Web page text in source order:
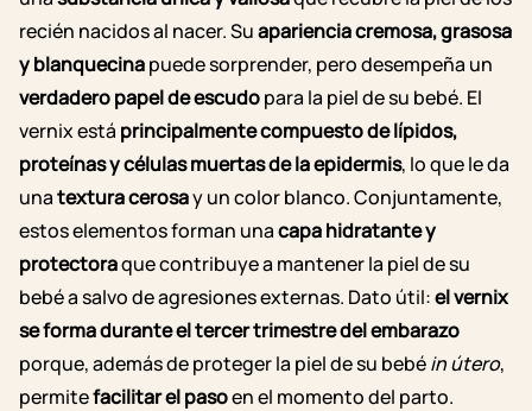
recién nacidos al nacer. Suapariencia cremosa, grasosa
y blanquecinapuede sorprender, pero desempeña un
verdadero papel de escudopara la piel de su bebé. El
vernix está principalmente compuesto de lípidos,
proteínas y células muertas de la epidermis, lo que le da
unatextura cerosay un color blanco. Conjuntamente,
estos elementos forman unacapa hidratante y
protectoraque contribuye a mantener la piel de su
bebé a salvo de agresiones externas. Dato útil:el vernix
se forma durante eltercer trimestre del embarazo
porque, además de proteger la piel de su bebéin útero,
permitefacilitar el pasoen el momento del parto.